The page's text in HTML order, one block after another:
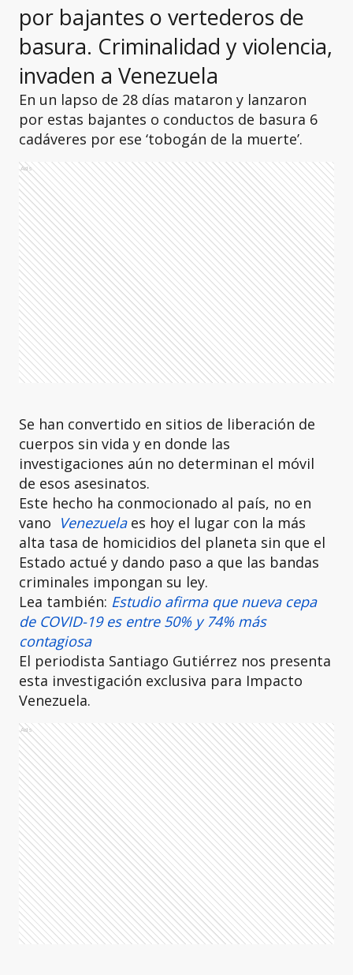
por bajantes o vertederos de
basura. Criminalidad y violencia,
invaden a Venezuela
En un lapso de 28 días mataron y lanzaron
por estas bajantes o conductos de basura 6
cadáveres por ese ‘tobogán de la muerte’.
Ads
Se han convertido en sitios de liberación de
cuerpos sin vida y en donde las
investigaciones aún no determinan el móvil
de esos asesinatos.
Este hecho ha conmocionado al país, no en
vano Venezuelaes hoy el lugar con la más
alta tasa de homicidios del planeta sin que el
Estado actué y dando paso a que las bandas
criminales impongan su ley.
Lea también: Estudio afirma que nueva cepa
de COVID-19 es entre 50% y 74% más
contagiosa
El periodista Santiago Gutiérrez nos presenta
esta investigación exclusiva para Impacto
Venezuela.
Ads